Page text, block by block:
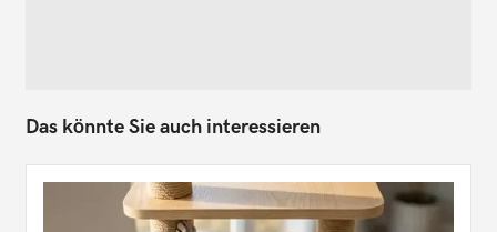
Das könnte Sie auch interessieren